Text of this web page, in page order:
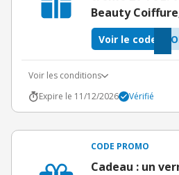
Beauty
Voir le code
Voir les conditions
Expire le 11/12/2026
Vérifié
CODE PROMO
Cadeau : un